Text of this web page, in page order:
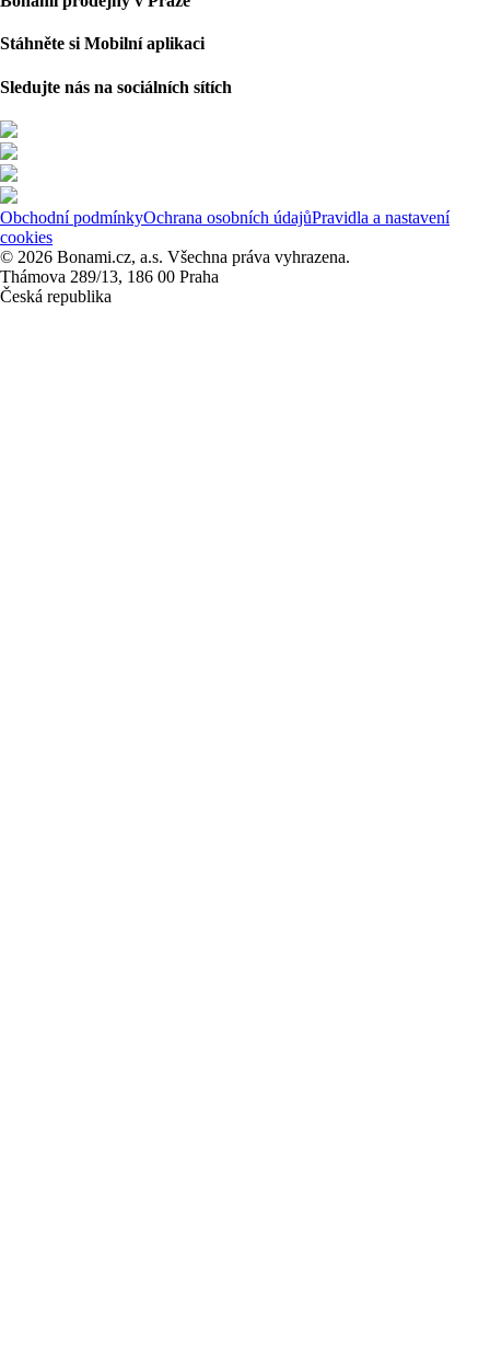
Stáhněte si Mobilní aplikaci
Sledujte nás na sociálních sítích
Obchodní podmínkyOchrana osobních údajůPravidla a nastavení
cookies
© 2026 Bonami.cz, a.s. Všechna práva vyhrazena.
Thámova 289/13, 186 00 Praha
Česká republika